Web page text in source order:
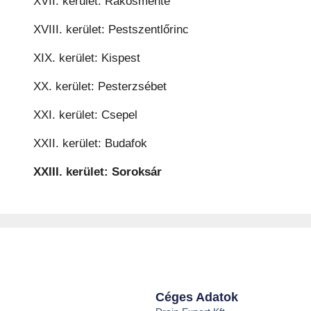
XVIII. kerület: Pestszentlőrinc
XIX. kerület: Kispest
XX. kerület: Pesterzsébet
XXI. kerület: Csepel
XXII. kerület: Budafok
XXIII. kerület: Soroksár
Céges Adatok